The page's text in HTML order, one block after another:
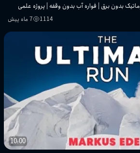
بدون برق | فواره آب بدون وقفه | پروژه علمی
1114 7 ماه پیش
10:00